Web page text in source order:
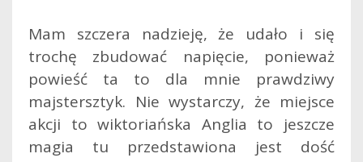
Mam szczera nadzieję, że udało i się
trochę zbudować napięcie, ponieważ
powieść ta to dla mnie prawdziwy
majstersztyk. Nie wystarczy, że miejsce
akcji to wiktoriańska Anglia to jeszcze
magia tu przedstawiona jest dość